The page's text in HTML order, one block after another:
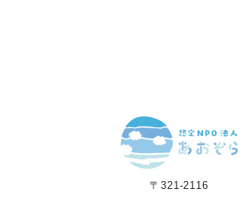
〒321-2116